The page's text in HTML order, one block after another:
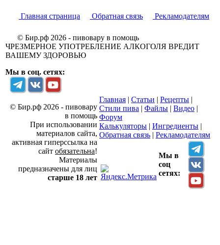
Главная страница Обратная связь Рекламодателям
© Бир.рф 2026 - пивовару в помощь
ЧРЕЗМЕРНОЕ УПОТРЕБЛЕНИЕ АЛКОГОЛЯ ВРЕДИТ
ВАШЕМУ ЗДОРОВЬЮ
Мы в соц. сетях:
© Бир.рф 2026 - пивовару
в помощь
При использовании
материалов сайта,
активная гиперссылка на
сайт обязательна!
Материалы
предназначены для лиц
старше 18 лет
Главная | Статьи | Рецепты |
Стили пива | Файлы | Видео |
Форум
Калькуляторы | Ингредиенты |
Обратная связь | Рекламодателям
Мы в
соц
сетях: